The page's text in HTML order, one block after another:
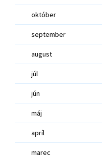
október
september
august
júl
jún
máj
apríl
marec